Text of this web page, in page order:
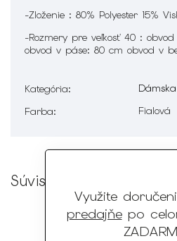
Využite
predajňepo
-Zloženie : 80% Polyester 15%
-Rozmery pre veľkosť 40 :
obvod v páse: 80 cm obvod v
Kategória:
Farba: Fialová
Súvisiaci tovar